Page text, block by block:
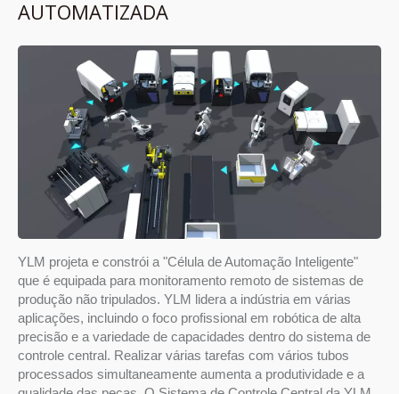
AUTOMATIZADA
YLM projeta e constrói a "Célula de Automação Inteligente"
que é equipada para monitoramento remoto de sistemas de
produção não tripulados. YLM lidera a indústria em várias
aplicações, incluindo o foco profissional em robótica de alta
precisão e a variedade de capacidades dentro do sistema de
controle central. Realizar várias tarefas com vários tubos
processados simultaneamente aumenta a produtividade e a